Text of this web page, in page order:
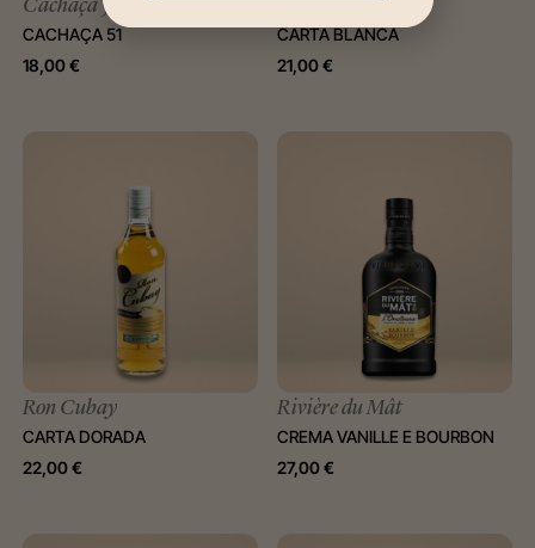
Cachaça 51
CACHAÇA 51
18,00€
Ron Cubay
CARTA BLANCA
21,00€
Ron Cubay
CARTA DORADA
22,00€
Rivière du Mât
CREMA VANILLE E BOURBON
27,00€